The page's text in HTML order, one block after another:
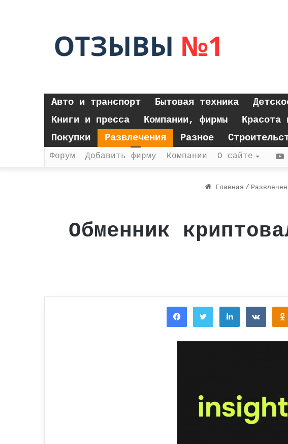
Авто и транспорт Бытовая техника
Книги и пресса
Компании, фирмы Красота
Покупки
Развлечения Разное
Форум Добавить фирму Компании О сайте
Главная /
Обменник
FacebookTwitterLinkedIn